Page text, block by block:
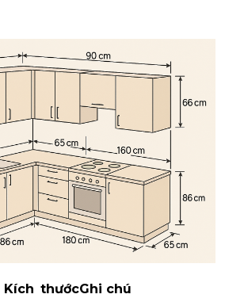
Kích thướcGhi chú